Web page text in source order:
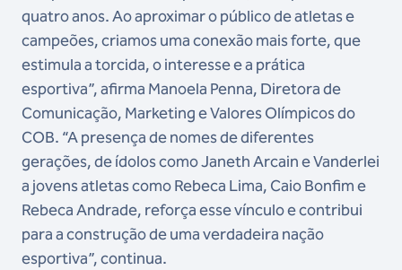
quatro anos. Ao aproximar o público de atletas e
campeões, criamos uma conexão mais forte, que
estimula a torcida, o interesse e a prática
esportiva”, afirma Manoela Penna, Diretora de
Comunicação, Marketing e Valores Olímpicos do
COB. “A presença de nomes de diferentes
gerações, de ídolos como Janeth Arcain e Vanderlei
a jovens atletas como Rebeca Lima, Caio Bonfim e
Rebeca Andrade, reforça esse vínculo e contribui
para a construção de uma verdadeira nação
esportiva”, continua.